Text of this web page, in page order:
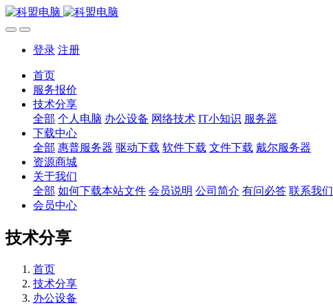
登录 注册
首页
服务报价
技术分享
全部 个人电脑 办公设备 网络技术 IT小知识 服务器
下载中心
全部 惠普服务器 驱动下载 软件下载 文件下载 戴尔服务器
资源商城
关于我们
全部 如何下载本站文件 会员说明 公司简介 有问必答 联系我们
会员中心
技术分享
首页
技术分享
办公设备